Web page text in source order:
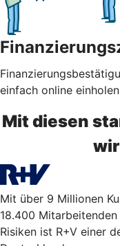
einfach online
Mit diesen
Mit über 9 Millionen
18.400
Risiken ist R+V einer